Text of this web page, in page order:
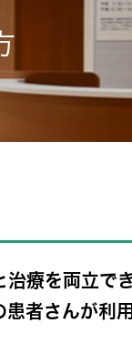
治療を両立で
者さんが利用